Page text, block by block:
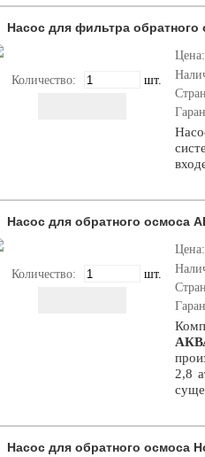
Насос для фильтра обратного
Количество: шт.
Цена:
Насос для обратного осмоса
Количество: шт.
Цена:
2,8
Насос для обратного осмоса